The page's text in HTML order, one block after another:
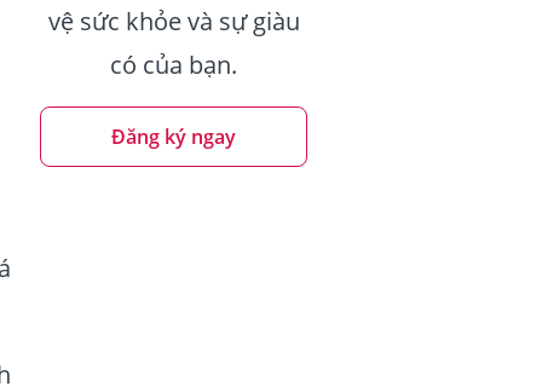
vệ sức khỏe và sự giàu
có của bạn.
Đăng ký ngay